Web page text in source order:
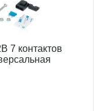
7 контактов